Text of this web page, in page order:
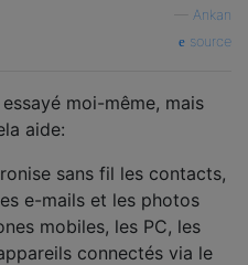
Ankan
source
moi-même, mais
aide:
sans fil les contacts,
e-mails et les photos
mobiles, les PC, les
connectés via le